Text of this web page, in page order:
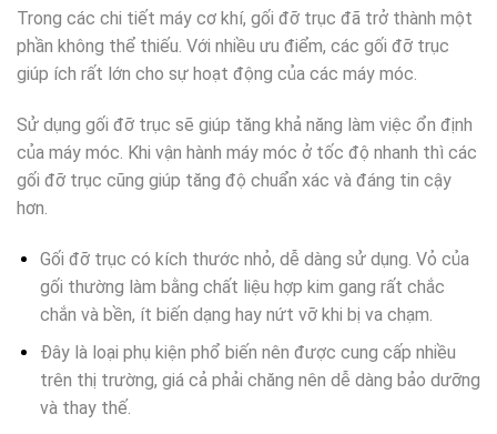
Trong các chi tiết máy cơ khí, gối đỡ trục đã trở thành một
phần không thể thiếu. Với nhiều ưu điểm, các gối đỡ trục
giúp ích rất lớn cho sự hoạt động của các máy móc.
Sử dụng gối đỡ trục sẽ giúp tăng khả năng làm việc ổn định
của máy móc. Khi vận hành máy móc ở tốc độ nhanh thì các
gối đỡ trục cũng giúp tăng độ chuẩn xác và đáng tin cậy
hơn.
Gối đỡ trục có kích thước nhỏ, dễ dàng sử dụng. Vỏ của
gối thường làm bằng chất liệu hợp kim gang rất chắc
chắn và bền, ít biến dạng hay nứt vỡ khi bị va chạm.
Đây là loại phụ kiện phổ biến nên được cung cấp nhiều
trên thị trường, giá cả phải chăng nên dễ dàng bảo dưỡng
và thay thế.